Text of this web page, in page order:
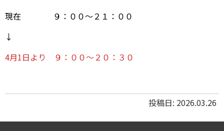
現在 ９：００～２１：００
↓
4月1日より ９：００～２０：３０
投稿日: 2026.03.26